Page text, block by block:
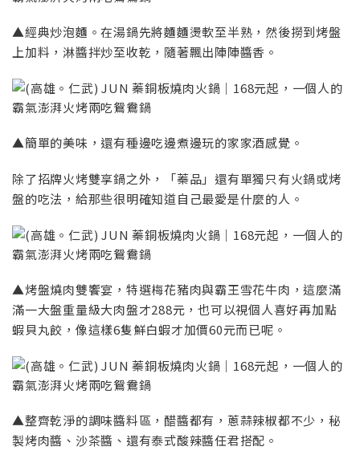
▲經典炒泡麵。在湯鍋先將麵麵燙軟至半熟，然後撈到烤盤
上加料，淋醬拌炒至收乾，隨著飄出陣陣醬香。
▲簡單的美味，還有種邊吃邊煮邊玩的家家酒感覺。
除了招牌火烤雙享鍋之外，「蓁品」還有單獨只有火鍋或烤
盤的吃法，給那些很明確知道自己最愛是什麼的人。
▲烤盤燒肉雙饗宴，特選梅花豬肉與霸王雪花牛肉，這麼滿
滿一大盤重量級大肉盤才288元，也可以視個人喜好再加點
蝦貝丸餃，像這樣6隻鮮白蝦才加價60元而已呢。
▲整齊乾淨的調味醬料區，醋醬都有，蔥蒜辣椒都不少，秘
製烤肉醬、沙茶醬、還有泰式酸辣醬任君搭配。